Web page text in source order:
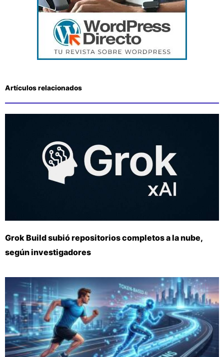
Artículos relacionados
Grok Build subió repositorios completos a la nube,
según investigadores